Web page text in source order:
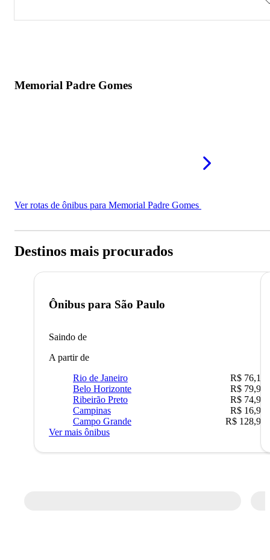
Memorial Padre Gomes
Ver rotas de ônibus para Memorial Padre Gomes
Destinos mais procurados
Ônibus para São Paulo
Saindo de
A partir de
Rio de Janeiro
R$ 76,10
Belo Horizonte
R$ 79,99
Ribeirão Preto
R$ 74,90
Campinas
R$ 16,90
Campo Grande
R$ 128,90
Ver mais ônibus